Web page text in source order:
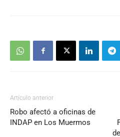
Artículo anterior
Robo afectó a oficinas de
INDAP en Los Muermos